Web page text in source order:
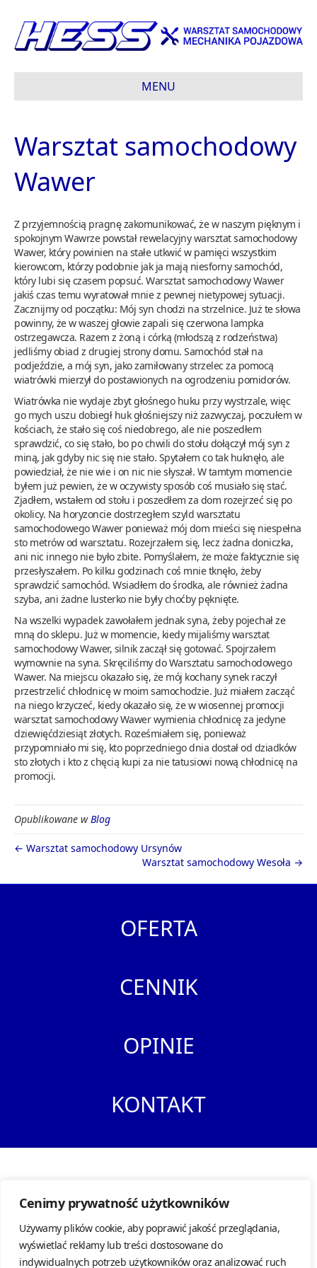
Cenimy prywatność użytkowników
Używamy plików cookie, aby poprawić jakość przeglądania,
wyświetlać reklamy lub treści dostosowane do
indywidualnych potrzeb użytkowników oraz analizować ruch
MENU
Warsztat samochodowy
Wawer
Z przyjemnością pragnę zakomunikować, że w naszym pięknym i
spokojnym Wawrze powstał rewelacyjny warsztat samochodowy
Wawer, który powinien na stałe utkwić w pamięci wszystkim
kierowcom, którzy podobnie jak ja mają niesforny samochód,
który lubi się czasem popsuć. Warsztat samochodowy Wawer
jakiś czas temu wyratował mnie z pewnej nietypowej sytuacji.
Zacznijmy od początku: Mój syn chodzi na strzelnice. Już te słowa
powinny, że w waszej głowie zapali się czerwona lampka
ostrzegawcza. Razem z żoną i córką (młodszą z rodzeństwa)
jedliśmy obiad z drugiej strony domu. Samochód stał na
podjeździe, a mój syn, jako zamiłowany strzelec za pomocą
wiatrówki mierzył do postawionych na ogrodzeniu pomidorów.
Wiatrówka nie wydaje zbyt głośnego huku przy wystrzale, więc
go mych uszu dobiegł huk głośniejszy niż zazwyczaj, poczułem w
kościach, że stało się coś niedobrego, ale nie poszedłem
sprawdzić, co się stało, bo po chwili do stołu dołączył mój syn z
miną, jak gdyby nic się nie stało. Spytałem co tak huknęło, ale
powiedział, że nie wie i on nic nie słyszał. W tamtym momencie
byłem już pewien, że w oczywisty sposób coś musiało się stać.
Zjadłem, wstałem od stołu i poszedłem za dom rozejrzeć się po
okolicy. Na horyzoncie dostrzegłem szyld warsztatu
samochodowego Wawer ponieważ mój dom mieści się niespełna
sto metrów od warsztatu. Rozejrzałem się, lecz żadna doniczka,
ani nic innego nie było zbite. Pomyślałem, że może faktycznie się
przesłyszałem. Po kilku godzinach coś mnie tknęło, żeby
sprawdzić samochód. Wsiadłem do środka, ale również żadna
szyba, ani żadne lusterko nie były choćby pęknięte.
Na wszelki wypadek zawołałem jednak syna, żeby pojechał ze
mną do sklepu. Już w momencie, kiedy mijaliśmy warsztat
samochodowy Wawer, silnik zaczął się gotować. Spojrzałem
wymownie na syna. Skręciliśmy do Warsztatu samochodowego
Wawer. Na miejscu okazało się, że mój kochany synek raczył
przestrzelić chłodnicę w moim samochodzie. Już miałem zacząć
na niego krzyczeć, kiedy okazało się, że w wiosennej promocji
warsztat samochodowy Wawer wymienia chłodnicę za jedyne
dziewięćdziesiąt złotych. Roześmiałem się, ponieważ
przypomniało mi się, kto poprzedniego dnia dostał od dziadków
sto złotych i kto z chęcią kupi za nie tatusiowi nową chłodnicę na
promocji.
Opublikowane wBlog
← Warsztat samochodowy Ursynów
Warsztat samochodowy Wesoła →
OFERTA
CENNIK
OPINIE
KONTAKT
ul. Księżycowa 76, 01-934 Warszawa |NIP: 5270250583
513 212 319 E-mail: hess@hess.com.pl
Polityka prywatności | Obowiązek informacyjny RODO Regulamin